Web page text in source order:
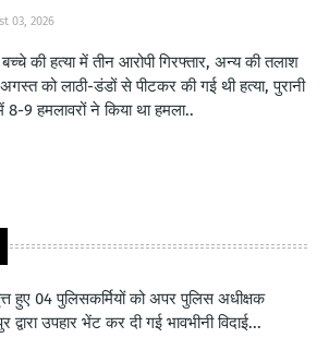
03, 2026
बच्चे की हत्या में तीन आरोपी गिरफ्तार, अन्य की तलाश
को लाठी-डंडों से पीटकर की गई थी हत्या, पुरानी
8-9 हमलावरों ने किया था हमला..
हुए 04 पुलिसकर्मियों को अपर पुलिस अधीक्षक
द्वारा उपहार भेंट कर दी गई भावभीनी विदाई...